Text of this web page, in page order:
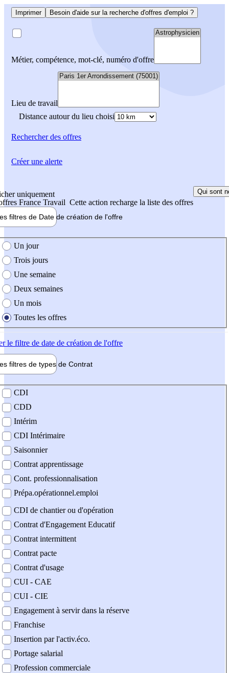
Imprimer Besoin d'aide sur la recherche d'offres d'emploi ?
Métier, compétence, mot-clé, numéro d'offre
Lieu de travail
Distance autour du lieu choisi
Rechercherdes offres
uniquement
France Travail Cette action recharge la liste des offres
Qui sont
filtres de Date de création de l'offre
création de l'offre
Un jour
Trois jours
Une semaine
Deux semaines
Un mois
Toutes les offres
le filtre de date de création de l'offre
filtres de types de Contrat
contrat
CDI
CDD
Intérim
CDI Intérimaire
Saisonnier
Contrat apprentissage
Cont. professionnalisation
Prépa.opérationnel.emploi
CDI de chantier ou d'opération
Contrat d'Engagement Educatif
Contrat intermittent
Contrat pacte
Contrat d'usage
CUI - CAE
CUI - CIE
Engagement à servir dans la réserve
Franchise
Insertion par l'activ.éco.
Portage salarial
Profession commerciale
Créer une alerte